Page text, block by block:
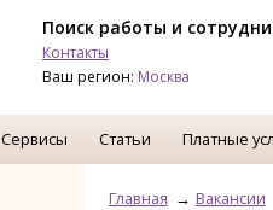
Поиск работы и
Контакты
Ваш регион: Москва
Сервисы Статьи Платные
Главная Вакансии